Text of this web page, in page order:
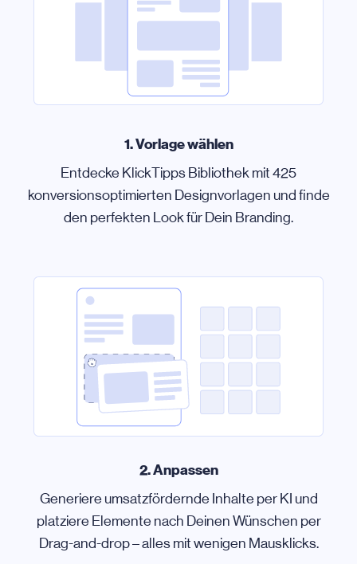
1. Vorlage wählen
Entdecke KlickTipps Bibliothek mit 425
konversionsoptimierten Designvorlagen und finde
den perfekten Look für Dein Branding.
2. Anpassen
Generiere umsatzfördernde Inhalte per KI und
platziere Elemente nach Deinen Wünschen per
Drag-and-drop – alles mit wenigen Mausklicks.